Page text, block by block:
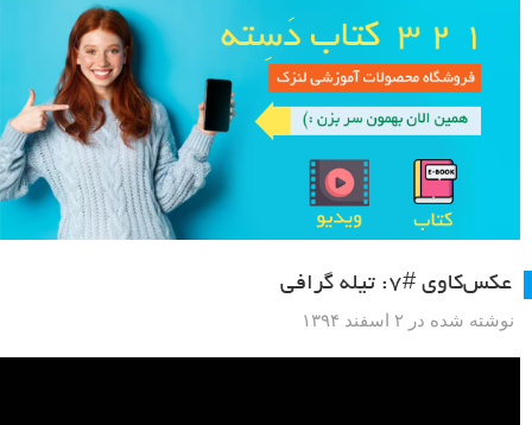
عکس‌کاوی #۷: تیله گرافی
نوشته شده در ۲ اسفند ۱۳۹۴